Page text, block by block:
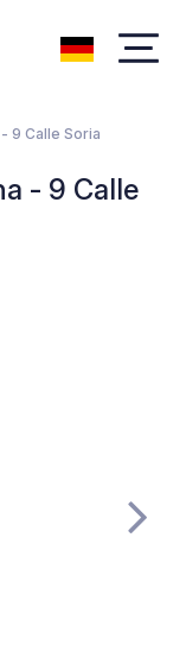
9 Calle Soria
- 9 Calle